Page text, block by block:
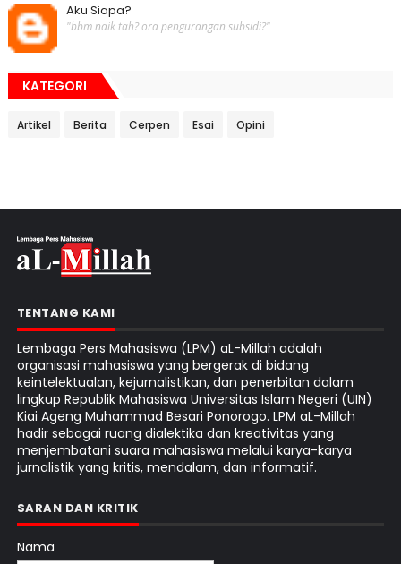
Aku Siapa?
"bbm naik tah? ora pengurangan subsidi?"
KATEGORI
Artikel Berita Cerpen Esai Opini
TENTANG KAMI
Lembaga Pers Mahasiswa (LPM) aL-Millah adalah
organisasi mahasiswa yang bergerak di bidang
keintelektualan, kejurnalistikan, dan penerbitan dalam
lingkup Republik Mahasiswa Universitas Islam Negeri (UIN)
Kiai Ageng Muhammad Besari Ponorogo. LPM aL-Millah
hadir sebagai ruang dialektika dan kreativitas yang
menjembatani suara mahasiswa melalui karya-karya
jurnalistik yang kritis, mendalam, dan informatif.
SARAN DAN KRITIK
Nama